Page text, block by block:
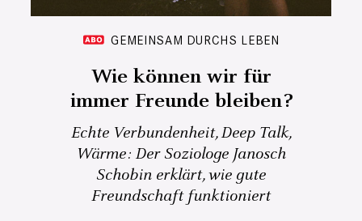
GEMEINSAM DURCHS LEBEN
Wie können wir für
immer Freunde bleiben?
Echte Verbundenheit, Deep Talk,
Wärme: Der Soziologe Janosch
Schobin erklärt, wie gute
Freundschaft funktioniert